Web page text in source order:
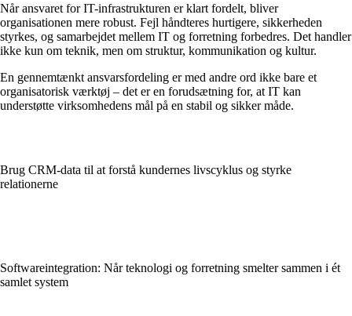
Når ansvaret for IT-infrastrukturen er klart fordelt, bliver
organisationen mere robust. Fejl håndteres hurtigere, sikkerheden
styrkes, og samarbejdet mellem IT og forretning forbedres. Det handler
ikke kun om teknik, men om struktur, kommunikation og kultur.
En gennemtænkt ansvarsfordeling er med andre ord ikke bare et
organisatorisk værktøj – det er en forudsætning for, at IT kan
understøtte virksomhedens mål på en stabil og sikker måde.
Brug CRM-data til at forstå kundernes livscyklus og styrke
relationerne
Softwareintegration: Når teknologi og forretning smelter sammen i ét
samlet system